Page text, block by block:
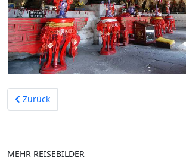
Vorheriger Beitrag: Madrid im Februar 2005
Zurück
MEHR REISEBILDER